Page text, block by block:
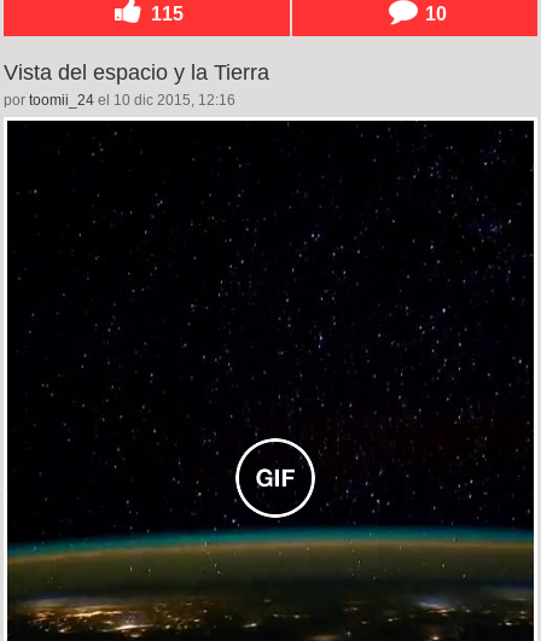
115 10
Vista del espacio y la Tierra
por toomii_24 el 10 dic 2015, 12:16